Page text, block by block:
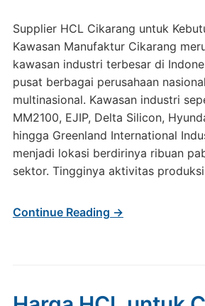
Supplier HCL Cikarang untuk
Kawasan Manufaktur Cikarang
kawasan industri terbesar di
pusat berbagai perusahaan
multinasional. Kawasan industri
MM2100, EJIP, Delta Silicon,
hingga Greenland International
menjadi lokasi berdirinya ribuan
sektor. Tingginya aktivitas
Continue Reading →